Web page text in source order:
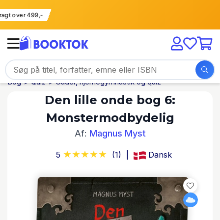
fragt over 499,-
Bog Quiz Gåder, hjernegymnastik og quiz
Den lille onde bog 6:
Monstermodbydelig
Af: Magnus Myst
5 (1) Dansk